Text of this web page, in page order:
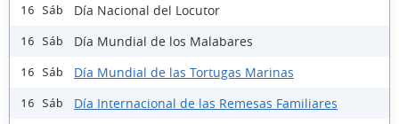
16 Sáb Día Nacional del Locutor
16 Sáb Día Mundial de los Malabares
16 Sáb Día Mundial de las Tortugas Marinas
16 Sáb Día Internacional de las Remesas Familiares